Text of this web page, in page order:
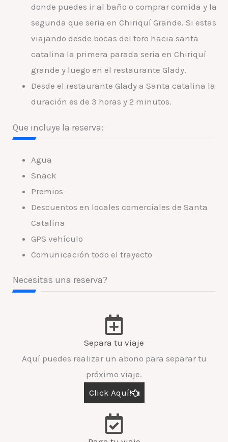
donde puedes ir al baño o comprar comida y la
segunda que seria en Chiriquí Grande. Si estas
viajando desde bocas del toro hacia santa
catalina la primera parada seria en Chiriquí
grande y luego en el restaurante Glady.
Desde el restaurante Glady a Santa catalina la
duración es de 3 horas y 2 minutos.
Que incluye la reserva:
Agua
Snack
Premios
Descuentos en locales comerciales de Santa
Catalina
GPS vehículo
Comunicación todo el trayecto
Necesitas una reserva?
Separa tu viaje
Aquí puedes realizar un abono para separar tu
próximo viaje.
Click Aquí!